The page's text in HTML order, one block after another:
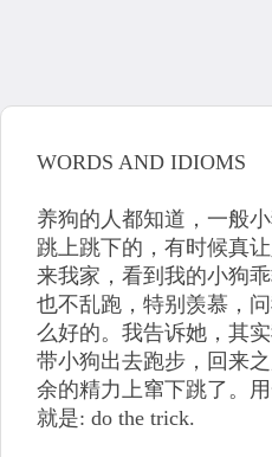
WORDS AND IDIOMS
养狗的人都知道，一般
跳上跳下的，有时候真
来我家，看到我的小狗
也不乱跑，特别羡慕，
么好的。我告诉她，其
带小狗出去跑步，回来
余的精力上窜下跳了。
就是: do the trick.